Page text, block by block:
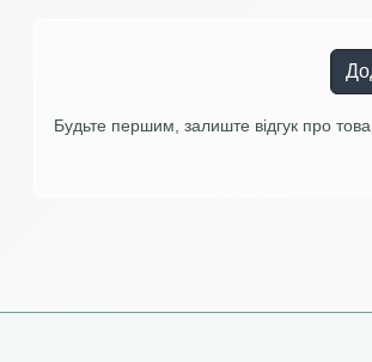
Будьте першим, залиште відгук про